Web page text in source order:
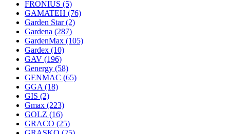
FRONIUS (5)
GAMATEH (76)
Garden Star(2)
Gardena (287)
GardenMax (105)
Gardex (10)
GAV (196)
Genergy (58)
GENMAC (65)
GGA (18)
GIS (2)
Gmax (223)
GOLZ (16)
GRACO (25)